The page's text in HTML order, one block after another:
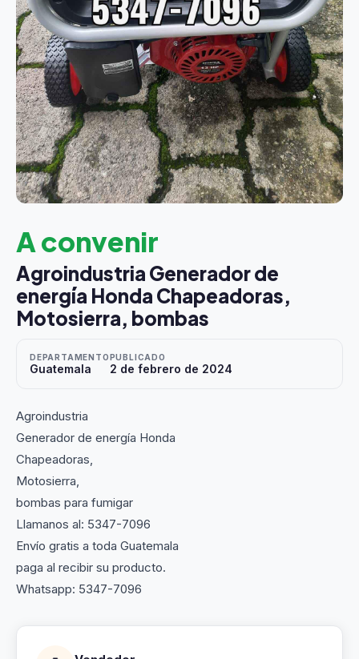
A convenir
Agroindustria Generador de
energía Honda Chapeadoras,
Motosierra, bombas
DEPARTAMENTO
Guatemala
PUBLICADO
2 de febrero de 2024
Agroindustria
Generador de energía Honda
Chapeadoras,
Motosierra,
bombas para fumigar
Llamanos al: 5347-7096
Envío gratis a toda Guatemala
paga al recibir su producto.
Whatsapp: 5347-7096